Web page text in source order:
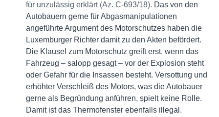
für unzulässig erklärt (Az. C-693/18). Das von den
Autobauern gerne für Abgasmanipulationen
angeführte Argument des Motorschutzes haben die
Luxemburger Richter damit zu den Akten befördert.
Die Klausel zum Motorschutz greift erst, wenn das
Fahrzeug – salopp gesagt – vor der Explosion steht
oder Gefahr für die Insassen besteht. Versottung und
erhöhter Verschleiß des Motors, was die Autobauer
gerne als Begründung anführen, spielt keine Rolle.
Damit ist das Thermofenster ebenfalls illegal.